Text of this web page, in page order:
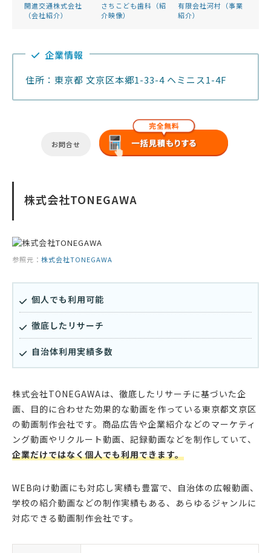
開進交通株式会社
（会社紹介）
さちこども歯科（紹
介映像）
有限会社河村（事業
紹介）
企業情報
住所：東京都 文京区本郷1-33-4 ヘミニス1-4F
お問合せ
株式会社TONEGAWA
参照元： 株式会社TONEGAWA
個人でも利用可能
徹底したリサーチ
自治体利用実績多数
株式会社TONEGAWAは、徹底したリサーチに基づいた企
画、目的に合わせた効果的な動画を作っている東京都文京区
の動画制作会社です。商品広告や企業紹介などのマーケティ
ング動画やリクルート動画、記録動画などを制作していて、
企業だけではなく個人でも利用できます。
WEB向け動画にも対応し実績も豊富で、自治体の広報動画、
学校の紹介動画などの制作実績もある、あらゆるジャンルに
対応できる動画制作会社です。